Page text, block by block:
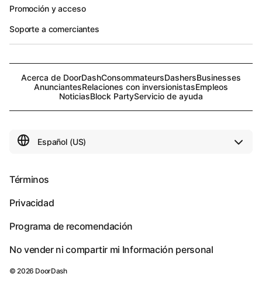
Promoción y acceso
Soporte a comerciantes
Acerca de DoorDashConsommateursDashersBusinesses
AnunciantesRelaciones con inversionistasEmpleos
NoticiasBlock PartyServicio de ayuda
Términos
Privacidad
Programa de recomendación
No vender ni compartir mi Información personal
©2026 DoorDash